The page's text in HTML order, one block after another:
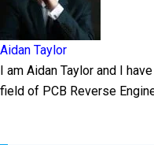
Aidan Taylor
I am Aidan Taylor and I
field of PCB Reverse